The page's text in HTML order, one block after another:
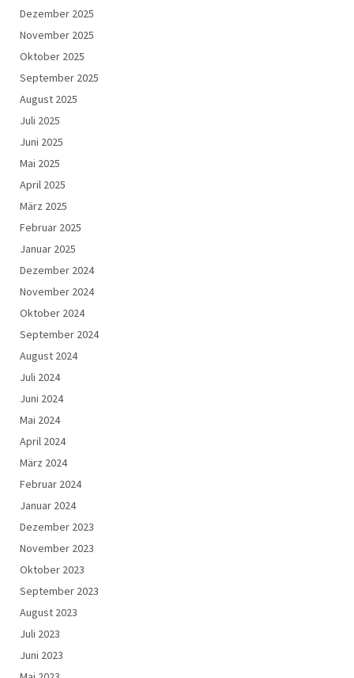
Dezember 2025
November 2025
Oktober 2025
September 2025
August 2025
Juli 2025
Juni 2025
Mai 2025
April 2025
März 2025
Februar 2025
Januar 2025
Dezember 2024
November 2024
Oktober 2024
September 2024
August 2024
Juli 2024
Juni 2024
Mai 2024
April 2024
März 2024
Februar 2024
Januar 2024
Dezember 2023
November 2023
Oktober 2023
September 2023
August 2023
Juli 2023
Juni 2023